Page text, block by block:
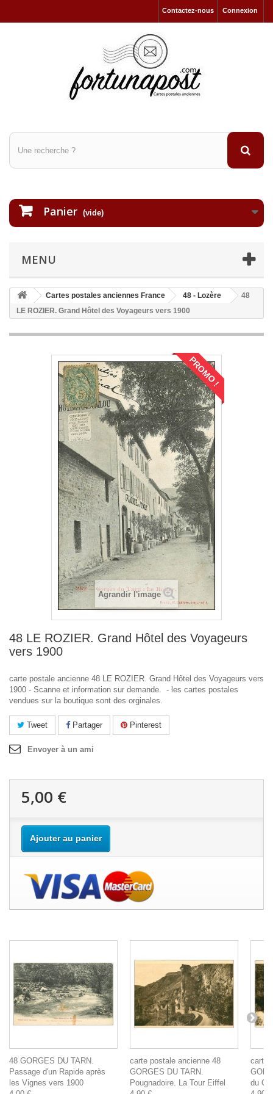
Connexion
Contactez-nous
Panier (vide)
MENU
Cartes postales anciennes France 48 - Lozère
48
LE ROZIER. Grand Hôtel des Voyageurs vers 1900
PROMO !
Agrandir l'image
48 LE ROZIER. Grand Hôtel des Voyageurs
vers 1900
carte postale ancienne 48 LE ROZIER. Grand Hôtel des Voyageurs vers
1900 - Scanne et information sur demande. - les cartes postales
vendues sur la boutique sont des orginales.
Tweet Partager Pinterest
Envoyer à un ami
5,00 €
Ajouter au panier
48 GORGES DU TARN.
Passage d'un Rapide après
les Vignes vers 1900
carte postale ancienne 48
GORGES DU TARN.
Pougnadoire. La Tour Eiffel
carte
du